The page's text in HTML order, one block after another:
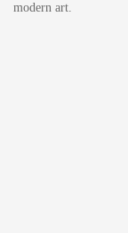
modern art.